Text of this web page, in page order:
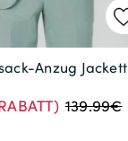
Anzug Jackett
139.99€